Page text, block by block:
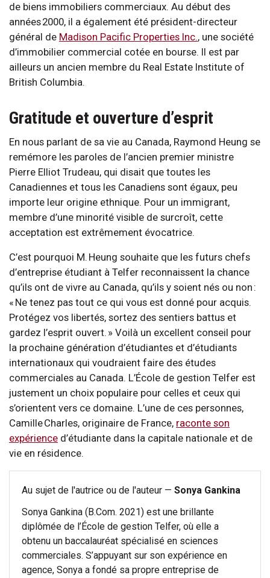
de biens immobiliers commerciaux. Au début des
années 2000, il a également été président-directeur
général de Madison Pacific Properties Inc., une société
d’immobilier commercial cotée en bourse. Il est par
ailleurs un ancien membre du Real Estate Institute of
British Columbia.
Gratitude et ouverture d’esprit
En nous parlant de sa vie au Canada, Raymond Heung se
remémore les paroles de l’ancien premier ministre
Pierre Elliot Trudeau, qui disait que toutes les
Canadiennes et tous les Canadiens sont égaux, peu
importe leur origine ethnique. Pour un immigrant,
membre d’une minorité visible de surcroît, cette
acceptation est extrêmement évocatrice.
C’est pourquoi M. Heung souhaite que les futurs chefs
d’entreprise étudiant à Telfer reconnaissent la chance
qu’ils ont de vivre au Canada, qu’ils y soient nés ou non :
« Ne tenez pas tout ce qui vous est donné pour acquis.
Protégez vos libertés, sortez des sentiers battus et
gardez l’esprit ouvert. » Voilà un excellent conseil pour
la prochaine génération d’étudiantes et d’étudiants
internationaux qui voudraient faire des études
commerciales au Canada. L’École de gestion Telfer est
justement un choix populaire pour celles et ceux qui
s’orientent vers ce domaine. L’une de ces personnes,
Camille Charles, originaire de France, raconte son
expérience d’étudiante dans la capitale nationale et de
vie en résidence.
Au sujet de l'autrice ou de l'auteur — Sonya Gankina
Sonya Gankina (B.Com. 2021) est une brillante
diplômée de l’École de gestion Telfer, où elle a
obtenu un baccalauréat spécialisé en sciences
commerciales. S’appuyant sur son expérience en
agence, Sonya a fondé sa propre entreprise de